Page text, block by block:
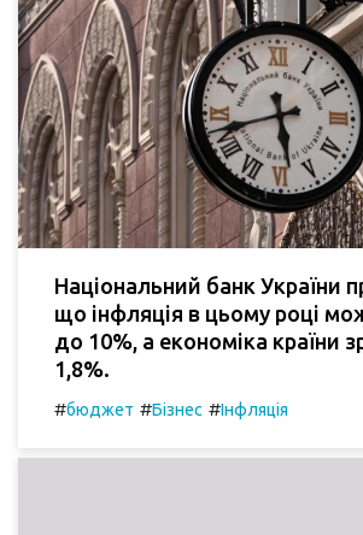
Національний банк України
що інфляція в цьому році
до 10%, а економіка країни
1,8%.
#бюджет #Бізнес #Інфляція